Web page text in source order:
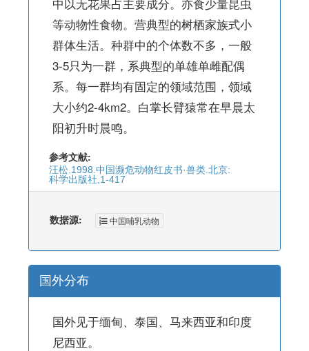
等动物性食物。营典型的树栖家族式小
群体生活。种群中的个体数不多，一般
3-5只为一群，系典型的单雄单雌配偶
系。每一群均有固定的领域范围，领域
大小约2-4km2。白掌长臂猿常在早晨太
阳初升时晨鸣。
参考文献:
汪松.1998.中国濒危动物红皮书·兽类.北京:
科学出版社,1-417
数据源: 中国哺乳动物
国外分布
国外见于缅甸、泰国、马来西亚和印度
尼西亚。